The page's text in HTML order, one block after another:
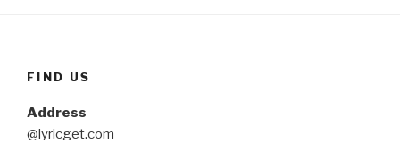
FIND US
Address
@lyricget.com